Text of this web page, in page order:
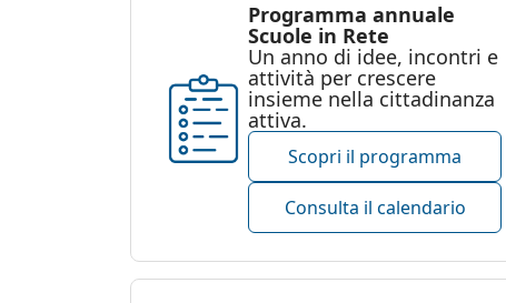
Programma annuale
Scuole in Rete
Un anno di idee, incontri e
attività per crescere
insieme nella cittadinanza
attiva.
Scopri il programma
Consulta il calendario